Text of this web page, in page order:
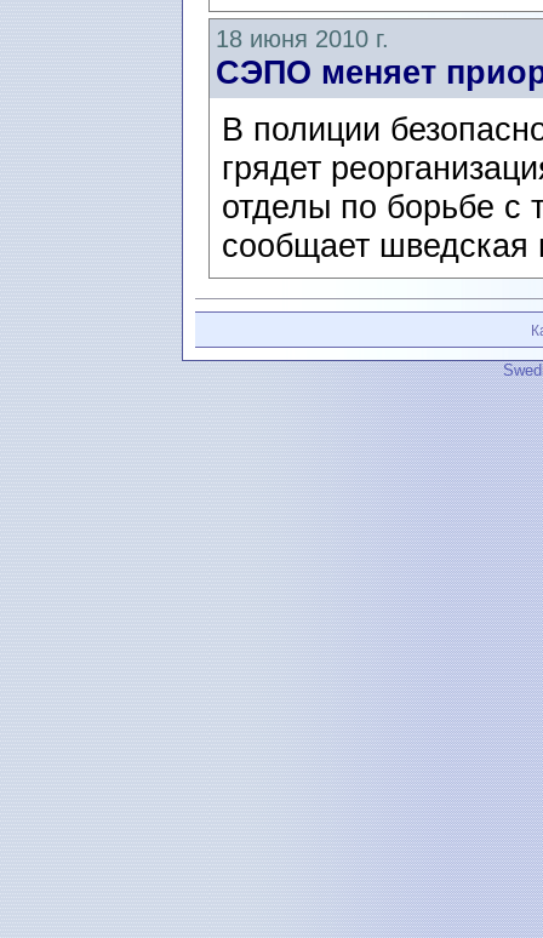
18 июня 2010 г.
СЭПО меняет
В полиции
грядет
отделы по борьбе
сообщает шведская